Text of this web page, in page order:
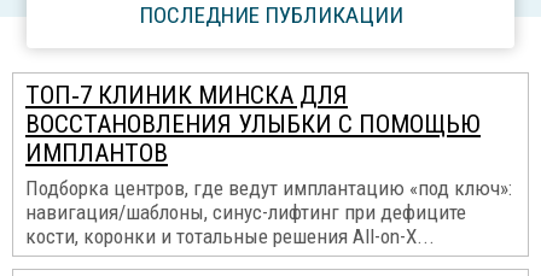
ПОСЛЕДНИЕ ПУБЛИКАЦИИ
ТОП‑7 КЛИНИК МИНСКА ДЛЯ
ВОССТАНОВЛЕНИЯ УЛЫБКИ С ПОМОЩЬЮ
ИМПЛАНТОВ
Подборка центров, где ведут имплантацию «под ключ»:
навигация/шаблоны, синус-лифтинг при дефиците
кости, коронки и тотальные решения All-on-X...